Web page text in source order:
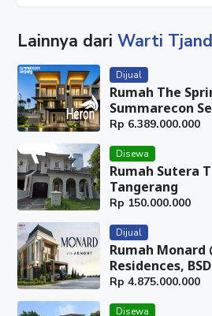
Lainnya dariWarti
Dijual
Rumah The
Summarecon
Rp 6.389.000.000
Disewa
Rumah Sutera
Tangerang
Rp 150.000.000
Dijual
Rumah Monard
Residences,
Rp 4.875.000.000
Disewa